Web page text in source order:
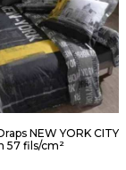
NEW YORK CITY
57 fils/cm²